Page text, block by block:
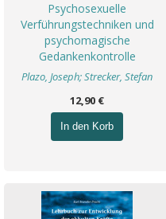
Psychosexuelle
Verführungstechniken und
psychomagische
Gedankenkontrolle
Plazo, Joseph; Strecker, Stefan
12,90 €
In den Korb